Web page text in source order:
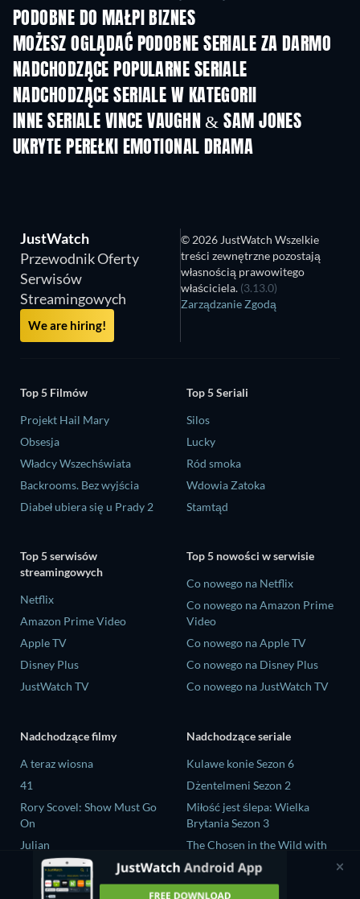
PODOBNE DO MAŁPI BIZNES
TV
MOŻESZ OGLĄDAĆ PODOBNE SERIALE ZA DARMO
TV TV
NADCHODZĄCE POPULARNE SERIALE
TV TV
NADCHODZĄCE SERIALE W KATEGORII
Sezon 6 Sezon 2
INNE SERIALE VINCE VAUGHN & SAM JONES
TV TV
UKRYTE PEREŁKI EMOTIONAL DRAMA
JustWatch
Przewodnik Oferty
Serwisów
Streamingowych
We are hiring!
© 2026 JustWatch Wszelkie
treści zewnętrzne pozostają
własnością prawowitego
właściciela. (3.13.0)
Zarządzanie Zgodą
Top 5 Filmów
Projekt Hail Mary
Obsesja
Władcy Wszechświata
Backrooms. Bez wyjścia
Diabeł ubiera się u Prady 2
Top 5 Seriali
Silos
Lucky
Ród smoka
Wdowia Zatoka
Stamtąd
Top 5 serwisów
streamingowych
Netflix
Amazon Prime Video
Apple TV
Disney Plus
JustWatch TV
Top 5 nowości w serwisie
Co nowego na Netflix
Co nowego na Amazon Prime
Video
Co nowego na Apple TV
Co nowego na Disney Plus
Co nowego na JustWatch TV
Nadchodzące filmy
A teraz wiosna
41
Rory Scovel: Show Must Go
On
Julian
Nando Between Two Worlds -
A Sintonia Film
Nadchodzące seriale
Kulawe konie Sezon 6
Dżentelmeni Sezon 2
Miłość jest ślepa: Wielka
Brytania Sezon 3
The Chosen in the Wild with
Bear Grylls Sezon 1
Mourinho Sezon 1